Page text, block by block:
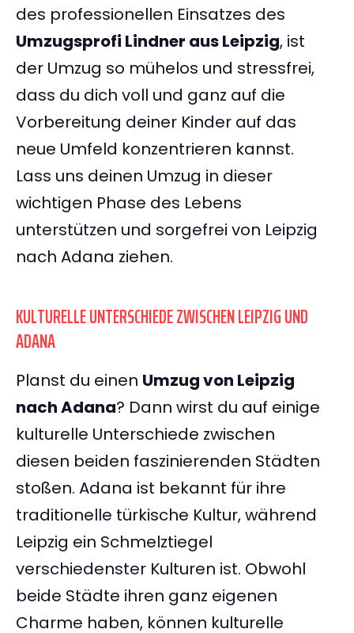
des professionellen Einsatzes des
Umzugsprofi Lindner aus Leipzig, ist
der Umzug so mühelos und stressfrei,
dass du dich voll und ganz auf die
Vorbereitung deiner Kinder auf das
neue Umfeld konzentrieren kannst.
Lass uns deinen Umzug in dieser
wichtigen Phase des Lebens
unterstützen und sorgefrei von Leipzig
nach Adana ziehen.
KULTURELLE UNTERSCHIEDE ZWISCHEN LEIPZIG UND
ADANA
Planst du einen Umzug von Leipzig
nach Adana? Dann wirst du auf einige
kulturelle Unterschiede zwischen
diesen beiden faszinierenden Städten
stoßen. Adana ist bekannt für ihre
traditionelle türkische Kultur, während
Leipzig ein Schmelztiegel
verschiedenster Kulturen ist. Obwohl
beide Städte ihren ganz eigenen
Charme haben, können kulturelle